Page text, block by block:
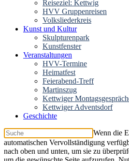
Reiseziel: Kettwig
HVV Gruppenreisen
Volksliederkreis
Kunst und Kultur
Skulpturenpark
Kunstfenster
Veranstaltungen
HVV-Termine
Heimatfest
Feierabend-Treff
Martinszug
Kettwiger
Kettwiger Adventsdorf
Geschichte
Wenn die
automatischen Vervollständigung
nach oben und unten, um sie zu